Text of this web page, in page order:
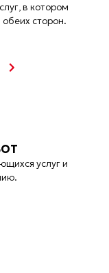
в котором
сторон.
услуг и